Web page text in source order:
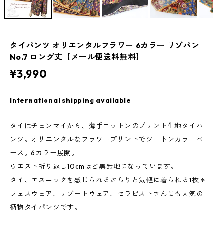
タイパンツ オリエンタルフラワー 6カラー リゾパン
No.7 ロング丈【メール便送料無料】
¥3,990
International shipping available
タイはチェンマイから、薄手コットンのプリント生地タイパ
ンツ。オリエンタルなフラワープリントでツートンカラーベ
ース。6カラー展開。
ウエスト折り返し10cmほど黒無地になっています。
タイ、エスニックを感じられるさらりと気軽に着られる1枚＊
フェスウェア、リゾートウェア、セラピストさんにも人気の
柄物タイパンツです。